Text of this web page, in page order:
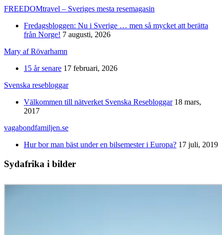
FREEDOMtravel – Sveriges mesta resemagasin
Fredagsbloggen: Nu i Sverige … men så mycket att berätta
från Norge! 7 augusti, 2026
Mary af Rövarhamn
15 år senare 17 februari, 2026
Svenska resebloggar
Välkommen till nätverket Svenska Resebloggar 18 mars,
2017
vagabondfamiljen.se
Hur bor man bäst under en bilsemester i Europa? 17 juli, 2019
Sydafrika i bilder